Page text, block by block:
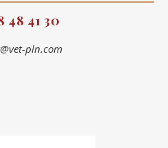
48 41 30
pln.com